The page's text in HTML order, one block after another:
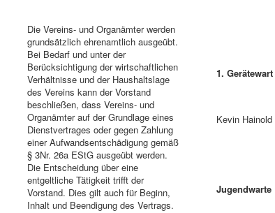
Die Vereins- und Organämter werden
grundsätzlich ehrenamtlich ausgeübt.
Bei Bedarf und unter der
Berücksichtigung der wirtschaftlichen
Verhältnisse und der Haushaltslage
des Vereins kann der Vorstand
beschließen, dass Vereins- und
Organämter auf der Grundlage eines
Dienstvertrages oder gegen Zahlung
einer Aufwandsentschädigung gemäß
§ 3Nr. 26a EStG ausgeübt werden.
Die Entscheidung über eine
entgeltliche Tätigkeit trifft der
Vorstand. Dies gilt auch für Beginn,
Inhalt und Beendigung des Vertrags.
1. Gerätewart
Kevin Hainold
Jugendwarte